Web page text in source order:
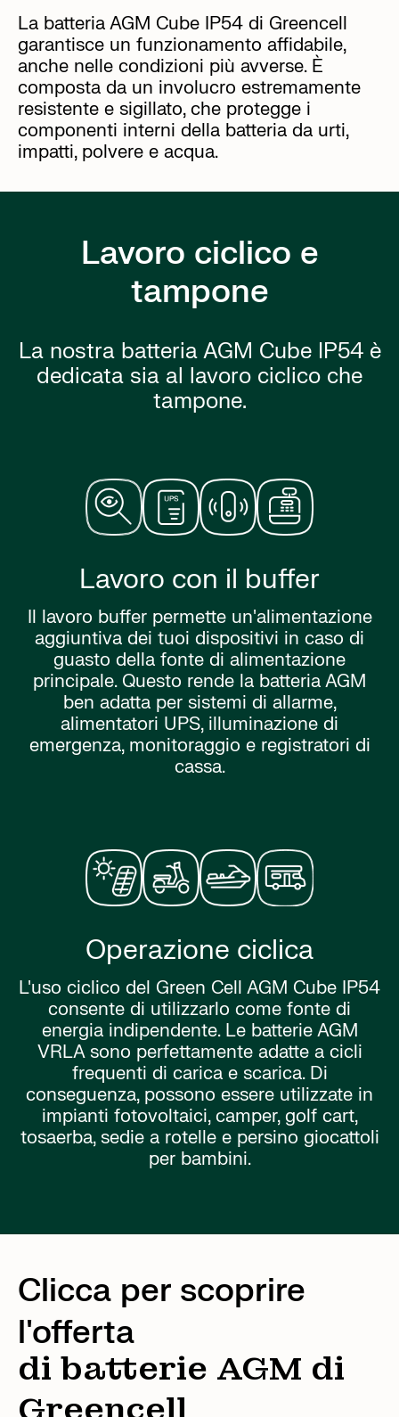
La batteria AGM Cube IP54 di Greencell
garantisce un funzionamento affidabile,
anche nelle condizioni più avverse. È
composta da un involucro estremamente
resistente e sigillato, che protegge i
componenti interni della batteria da urti,
impatti, polvere e acqua.
Lavoro ciclico e
tampone
La nostra batteria AGM Cube IP54 è
dedicata sia al lavoro ciclico che
tampone.
Lavoro con il buffer
Il lavoro buffer permette un'alimentazione
aggiuntiva dei tuoi dispositivi in caso di
guasto della fonte di alimentazione
principale. Questo rende la batteria AGM
ben adatta per sistemi di allarme,
alimentatori UPS, illuminazione di
emergenza, monitoraggio e registratori di
cassa.
Operazione ciclica
L'uso ciclico del Green Cell AGM Cube IP54
consente di utilizzarlo come fonte di
energia indipendente. Le batterie AGM
VRLA sono perfettamente adatte a cicli
frequenti di carica e scarica. Di
conseguenza, possono essere utilizzate in
impianti fotovoltaici, camper, golf cart,
tosaerba, sedie a rotelle e persino giocattoli
per bambini.
Clicca per scoprire
l'offerta
di batterie AGM di